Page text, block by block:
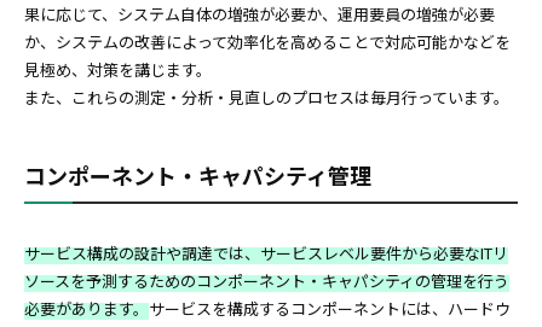
果に応じて、システム自体の増強が必要か、運用要員の増強が必要
か、システムの改善によって効率化を高めることで対応可能かなどを
見極め、対策を講じます。
また、これらの測定・分析・見直しのプロセスは毎月行っています。
コンポーネント・キャパシティ管理
サービス構成の設計や調達では、サービスレベル要件から必要なITリ
ソースを予測するためのコンポーネント・キャパシティの管理を行う
必要があります。サービスを構成するコンポーネントには、ハードウ